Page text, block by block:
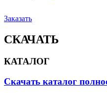
Заказать
СКАЧАТЬ
КАТАЛОГ
Скачать каталог